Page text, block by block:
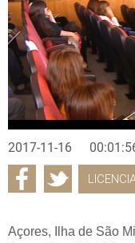
2017-11-16
Açores, Ilha de São